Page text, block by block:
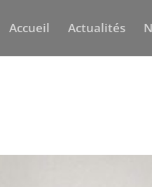
Accueil Actualités